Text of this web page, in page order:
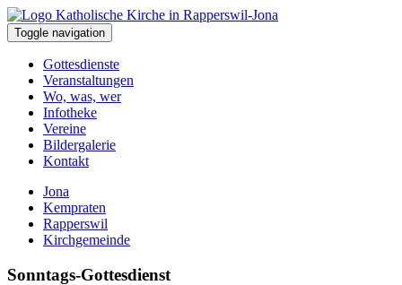
Toggle navigation
Gottesdienste
Veranstaltungen
Wo, was, wer
Infotheke
Vereine
Bildergalerie
Kontakt
Jona
Kempraten
Rapperswil
Kirchgemeinde
Sonntags-Gottesdienst